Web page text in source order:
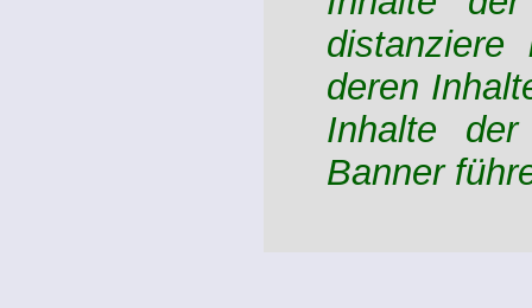
deren
Inhalte
Banner